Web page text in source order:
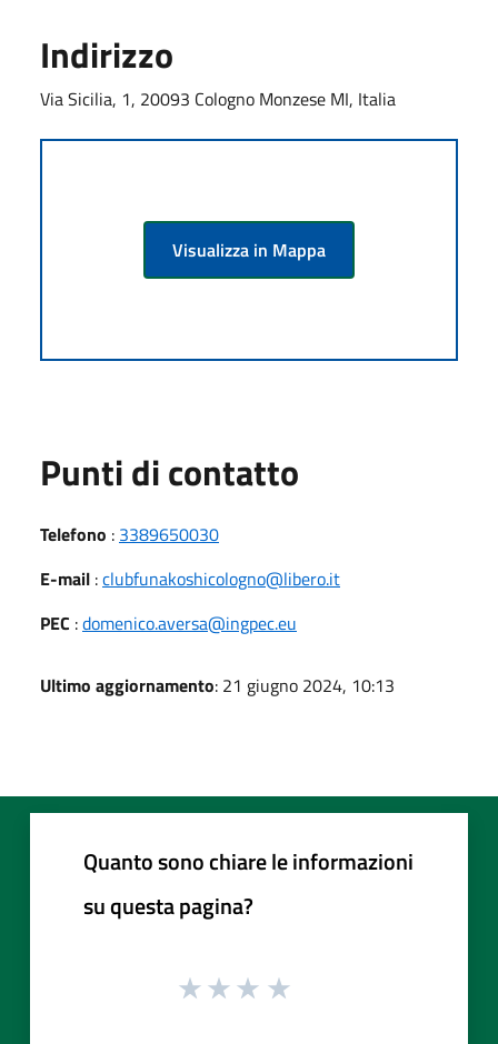
Indirizzo
Via Sicilia, 1, 20093 Cologno Monzese MI, Italia
Visualizza in Mappa
Punti di contatto
Telefono : 3389650030
E-mail :clubfunakoshicologno@libero.it
PEC :domenico.aversa@ingpec.eu
Ultimo aggiornamento: 21 giugno 2024, 10:13
Quanto sono chiare le informazioni
su questa pagina?